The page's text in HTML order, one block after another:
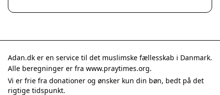
Rønde
Tranbjerg
Trustrup
Billund
Adan.dk er en service til det muslimske fællesskab i Danmark.
Alle beregninger er fra www.praytimes.org.
Vi er frie fra donationer og ønsker kun din bøn, bedt på det
rigtige tidspunkt.